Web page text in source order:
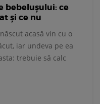
bebelușului: ce
și ce nu
acasă vin cu o
iar undeva pe ea
trebuie să calc